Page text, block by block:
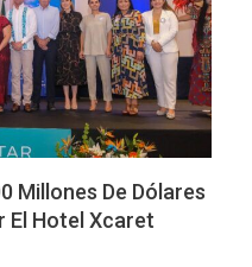
Millones De Dólares
El Hotel Xcaret